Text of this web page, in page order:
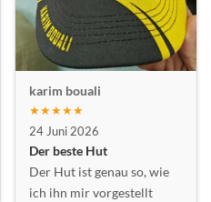
karim bouali
★★★★★
24 Juni 2026
Der beste Hut
Der Hut ist genau so, wie
ich ihn mir vorgestellt